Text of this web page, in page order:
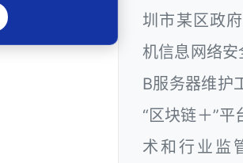
圳市某区政
机信息网络安
B服务器维护
“区块链＋”
术和行业监